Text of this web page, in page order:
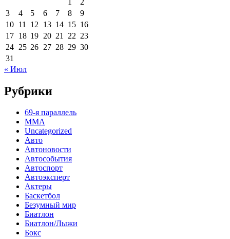
3
4 5 6 7 8
9
10 11 12 13 14 15 16
17 18 19 20 21 22 23
24 25 26 27 28 29 30
31
« Июл
Рубрики
69-я параллель
MMA
Uncategorized
Авто
Автоновости
Автособытия
Автоспорт
Автоэксперт
Актеры
Баскетбол
Безумный мир
Биатлон
Биатлон/Лыжи
Бокс